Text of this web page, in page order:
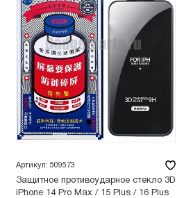
Артикул: 509573
Защитное противоударное стекло 3D
iPhone 14 Pro Max / 15 Plus / 16 Plus